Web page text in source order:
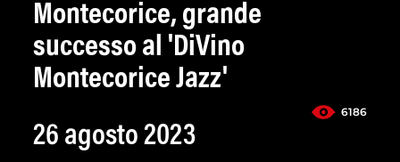
Montecorice, grande
successo al 'DiVino
Montecorice Jazz'
6186
26 agosto 2023